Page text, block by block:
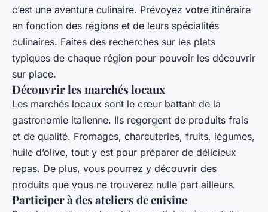
c’est une aventure culinaire. Prévoyez votre itinéraire
en fonction des régions et de leurs spécialités
culinaires. Faites des recherches sur les plats
typiques de chaque région pour pouvoir les découvrir
sur place.
Découvrir les marchés locaux
Les marchés locaux sont le cœur battant de la
gastronomie italienne. Ils regorgent de produits frais
et de qualité. Fromages, charcuteries, fruits, légumes,
huile d’olive, tout y est pour préparer de délicieux
repas. De plus, vous pourrez y découvrir des
produits que vous ne trouverez nulle part ailleurs.
Participer à des ateliers de cuisine